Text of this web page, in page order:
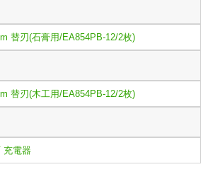
替刃(石膏用/EA854PB-12/2枚)
替刃(木工用/EA854PB-12/2枚)
充電器